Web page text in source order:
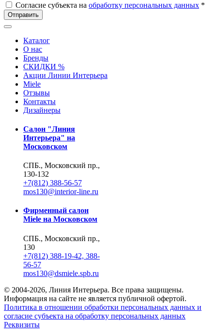
Согласие субъекта на обработку персональных данных *
Отправить
Каталог
О нас
Бренды
СКИДКИ %
Акции Линии Интерьера
Miele
Отзывы
Контакты
Дизайнеры
Салон "Линия
Интерьера" на
Московском
СПБ., Московский пр.,
130-132
+7(812) 388-56-57
mos130@interior-line.ru
Фирменный салон
Miele на Московском
СПБ., Московский пр.,
130
+7(812) 388-19-42, 388-
56-57
mos130@dsmiele.spb.ru
© 2004-2026, Линия Интерьера. Все права защищены.
Информация на сайте не является публичной офертой.
Политика в отношении обработки персональных данных и
согласие субъекта на обработку персональных данных
Реквизиты